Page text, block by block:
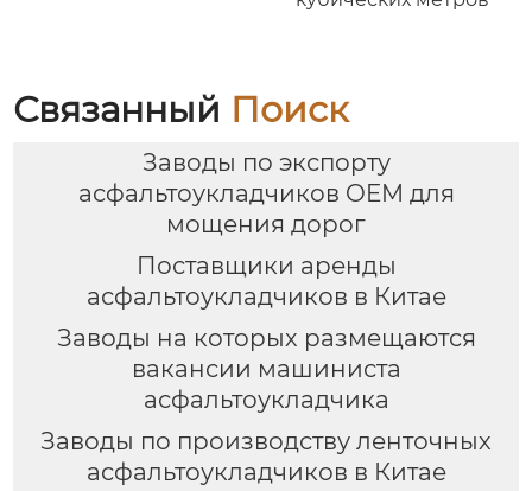
Связанный Поиск
Заводы по экспорту
асфальтоукладчиков OEM для
мощения дорог
Поставщики аренды
асфальтоукладчиков в Китае
Заводы на которых размещаются
вакансии машиниста
асфальтоукладчика
Заводы по производству ленточных
асфальтоукладчиков в Китае